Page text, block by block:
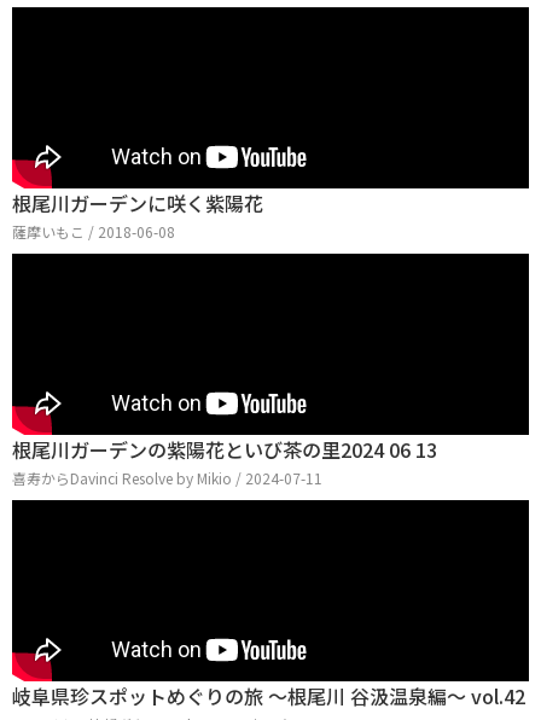
根尾川ガーデンに咲く紫陽花
薩摩いもこ / 2018-06-08
根尾川ガーデンの紫陽花といび茶の里2024 06 13
喜寿からDavinci Resolve by Mikio / 2024-07-11
岐阜県珍スポットめぐりの旅 〜根尾川 谷汲温泉編〜 vol.42